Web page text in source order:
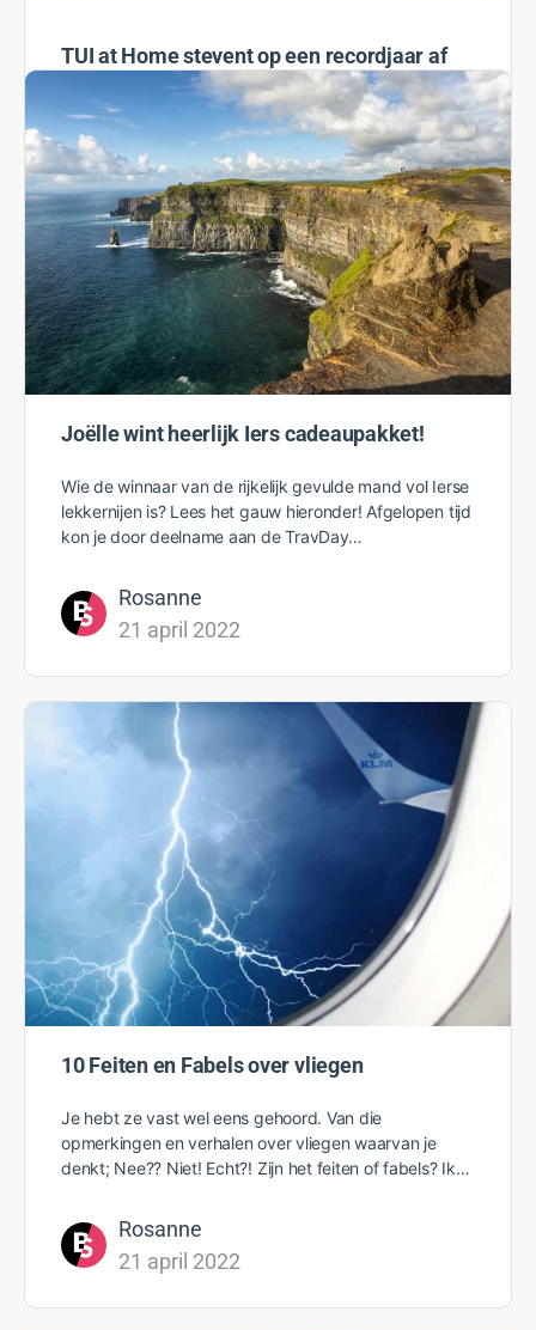
TUI at Home stevent op een recordjaar af
Met een goede mix van zakelijke presentaties en
gezelligheid hield TUI at Home donderdag zijn
formuledag. Plaats van handeling was EuroParcs
Zuiderzee. ‘Sinds november 2019…
Rosanne
25 april 2022
Joëlle wint heerlijk Iers cadeaupakket!
Wie de winnaar van de rijkelijk gevulde mand vol Ierse
lekkernijen is? Lees het gauw hieronder! Afgelopen tijd
kon je door deelname aan de TravDay…
Rosanne
21 april 2022
10 Feiten en Fabels over vliegen
Je hebt ze vast wel eens gehoord. Van die
opmerkingen en verhalen over vliegen waarvan je
denkt; Nee?? Niet! Echt?! Zijn het feiten of fabels? Ik…
Rosanne
21 april 2022